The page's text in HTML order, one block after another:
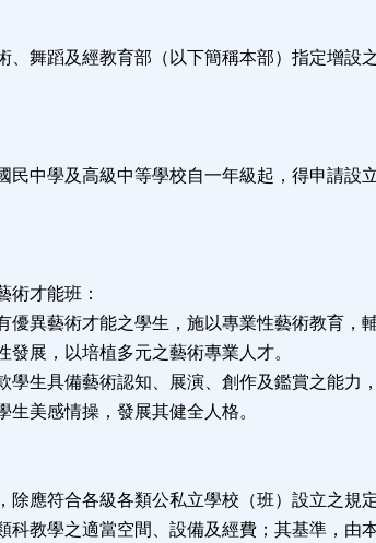
、舞蹈及經教育部（以下簡稱本部）指定增設之
民中學及高級中等學校自一年級起，得申請設
術才能班：
術才能之學生，施以專業性藝術教育，
培植多元之藝術專業人才。
備藝術認知、展演、創作及鑑賞之能力，
操，發展其健全人格。
除應符合各級各類公私立學校（班）設立之規
科教學之適當空間、設備及經費；其基準，由